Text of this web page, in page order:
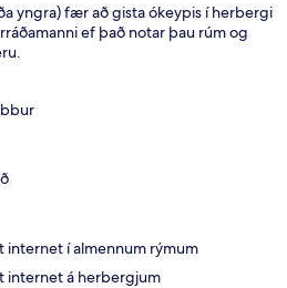
yngra) fær að gista ókeypis í herbergi
ef það notar þau rúm og
internet í almennum rýmum
internet á herbergjum